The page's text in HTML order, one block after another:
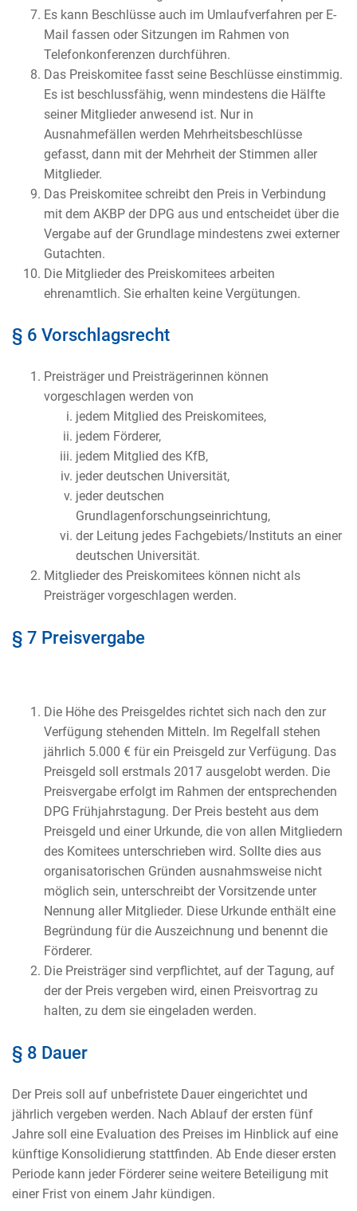
Es kann Beschlüsse auch im Umlaufverfahren per E-
Mail fassen oder Sitzungen im Rahmen von
Telefonkonferenzen durchführen.
Das Preiskomitee fasst seine Beschlüsse einstimmig.
Es ist beschlussfähig, wenn mindestens die Hälfte
seiner Mitglieder anwesend ist. Nur in
Ausnahmefällen werden Mehrheitsbeschlüsse
gefasst, dann mit der Mehrheit der Stimmen aller
Mitglieder.
Das Preiskomitee schreibt den Preis in Verbindung
mit dem AKBP der DPG aus und entscheidet über die
Vergabe auf der Grundlage mindestens zwei externer
Gutachten.
Die Mitglieder des Preiskomitees arbeiten
ehrenamtlich. Sie erhalten keine Vergütungen.
§ 6 Vorschlagsrecht
Preisträger und Preisträgerinnen können
vorgeschlagen werden von
jedem Mitglied des Preiskomitees,
jedem Förderer,
jedem Mitglied des KfB,
jeder deutschen Universität,
jeder deutschen
Grundlagenforschungseinrichtung,
der Leitung jedes Fachgebiets/Instituts an einer
deutschen Universität.
Mitglieder des Preiskomitees können nicht als
Preisträger vorgeschlagen werden.
§ 7 Preisvergabe
Die Höhe des Preisgeldes richtet sich nach den zur
Verfügung stehenden Mitteln. Im Regelfall stehen
jährlich 5.000 € für ein Preisgeld zur Verfügung. Das
Preisgeld soll erstmals 2017 ausgelobt werden. Die
Preisvergabe erfolgt im Rahmen der entsprechenden
DPG Frühjahrstagung. Der Preis besteht aus dem
Preisgeld und einer Urkunde, die von allen Mitgliedern
des Komitees unterschrieben wird. Sollte dies aus
organisatorischen Gründen ausnahmsweise nicht
möglich sein, unterschreibt der Vorsitzende unter
Nennung aller Mitglieder. Diese Urkunde enthält eine
Begründung für die Auszeichnung und benennt die
Förderer.
Die Preisträger sind verpflichtet, auf der Tagung, auf
der der Preis vergeben wird, einen Preisvortrag zu
halten, zu dem sie eingeladen werden.
§ 8 Dauer
Der Preis soll auf unbefristete Dauer eingerichtet und
jährlich vergeben werden. Nach Ablauf der ersten fünf
Jahre soll eine Evaluation des Preises im Hinblick auf eine
künftige Konsolidierung stattfinden. Ab Ende dieser ersten
Periode kann jeder Förderer seine weitere Beteiligung mit
einer Frist von einem Jahr kündigen.